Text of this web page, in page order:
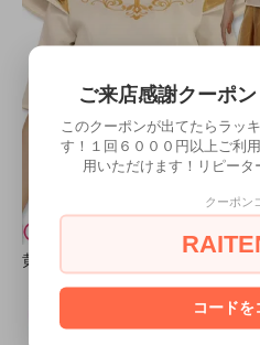
黄
ご来店感謝クーポ
このクーポンが出てたらラッ
す！１回６０００円以上ご利
用いただけます！リピータ
クーポン
コードを